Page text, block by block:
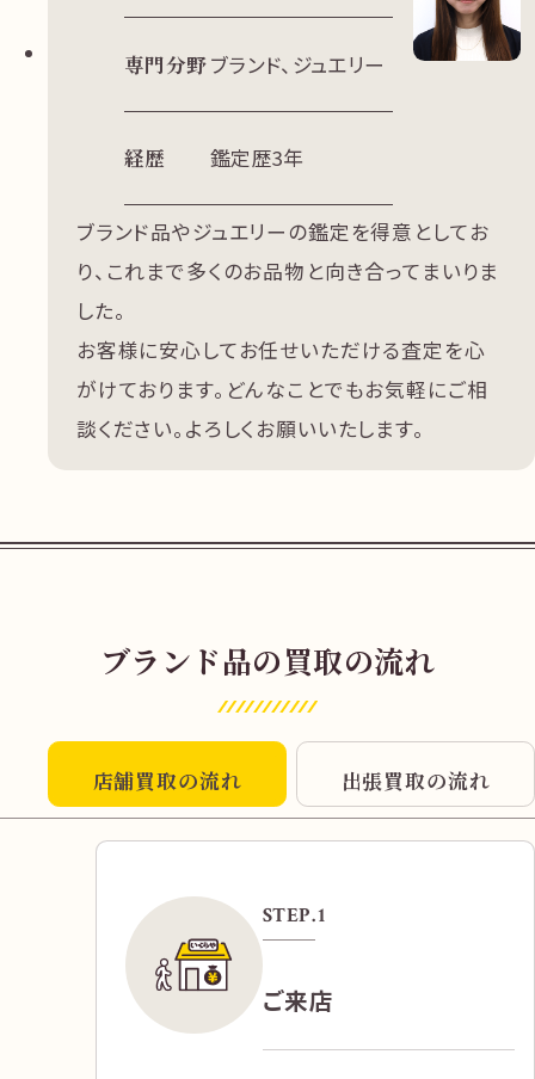
専門分野ブランド、ジュエリー
経歴 鑑定歴3年
ブランド品やジュエリーの鑑定を得意としてお
り、これまで多くのお品物と向き合ってまいりま
した。
お客様に安心してお任せいただける査定を心
がけております。どんなことでもお気軽にご相
談ください。よろしくお願いいたします。
ブランド品の買取の流れ
店舗買取の流れ 出張買取の流れ
STEP.1
ご来店